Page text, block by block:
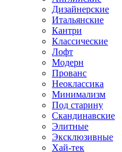
Дизайнерские
Итальянские
Кантри
Классические
Лофт
Модерн
Прованс
Неоклассика
Минимализм
Под старину
Скандинавские
Элитные
Эксклюзивные
Хай-тек